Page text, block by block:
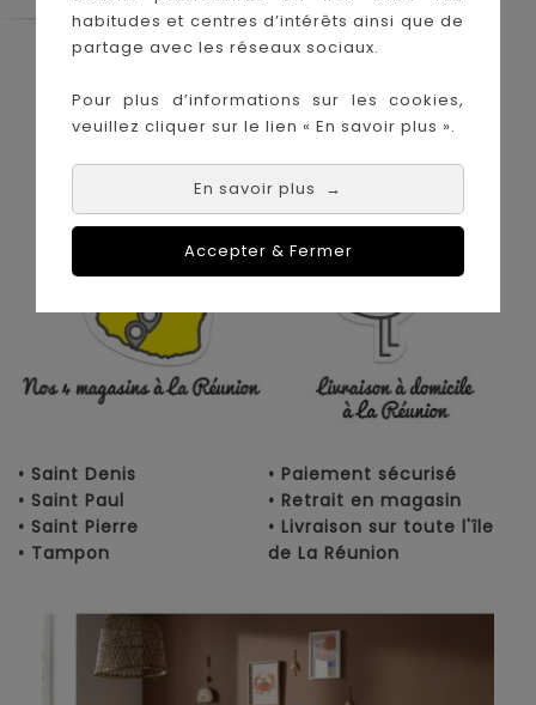
habitudes et centres d’intérêts ainsi que de
partage avec les réseaux sociaux.
Pour plus d’informations sur les cookies,
veuillez cliquer sur le lien « En savoir plus ».
En savoir plus →
Accepter & Fermer
Le Coin des Petits propose les plus
meilleurs prix sur l'île de la Réunion !
Nos magasins à
La Réunion :
Achat en ligne :
• Saint Denis
• Saint Paul
• Saint Pierre
• Tampon
• Paiement sécurisé
• Retrait en magasin
• Livraison sur toute l'île
de La Réunion